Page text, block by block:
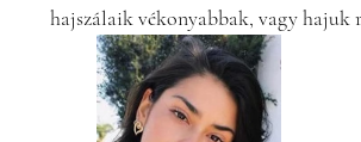
hajszálaik vékonyabbak, vagy hajuk